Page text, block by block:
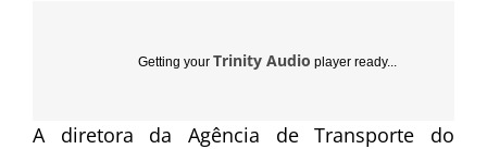
Getting your Trinity Audio player ready...
A diretora da Agência de Transporte do